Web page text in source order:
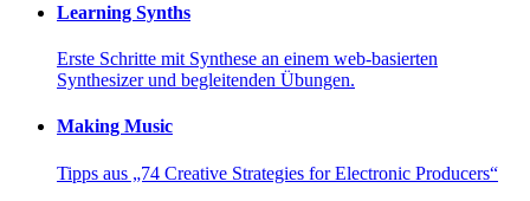
Learning Synths
Erste Schritte mit Synthese an einem web-basierten
Synthesizer und begleitenden Übungen.
Making Music
Tipps aus „74 Creative Strategies for Electronic Producers“